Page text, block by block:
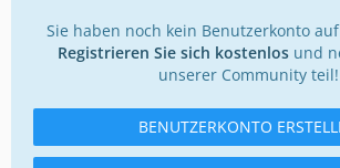
Sie haben noch kein Benutzerkonto
Registrieren Sie sich kostenlosund
unserer Community teil!
BENUTZERKONTO